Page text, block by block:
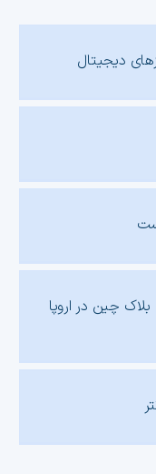
دیجیتال
چین در اروپا